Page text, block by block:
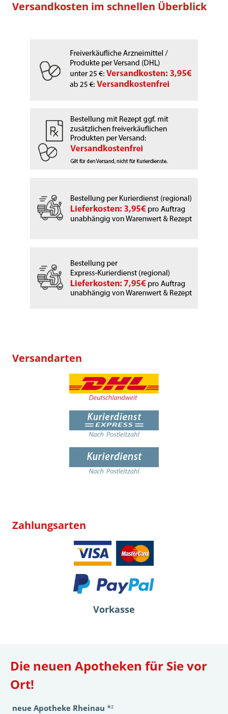
Versandkosten im schnellen Überblick
Versandarten
Zahlungsarten
Vorkasse
Die neuen Apotheken für Sie vor
Ort!
neue Apotheke Rheinau *²